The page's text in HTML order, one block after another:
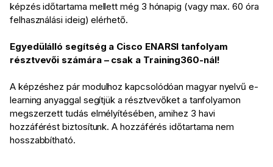
képzés időtartama mellett még 3 hónapig (vagy max. 60 óra
felhasználási ideig) elérhető.
Egyedülálló segítség a Cisco ENARSI tanfolyam
résztvevői számára – csak a Training360-nál!
A képzéshez pár modulhoz kapcsolódóan magyar nyelvű e-
learning anyaggal segítjük a résztvevőket a tanfolyamon
megszerzett tudás elmélyítésében, amihez 3 havi
hozzáférést biztosítunk. A hozzáférés időtartama nem
hosszabbítható.